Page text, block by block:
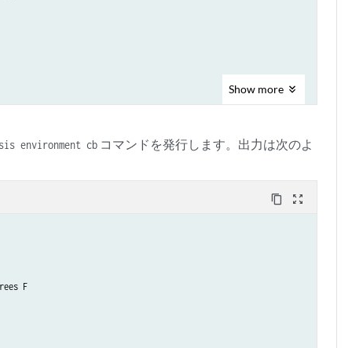
PDT
0.01
F
F
Show more
environment cb コマンドを発行します。出力は次のよ
content_copy zoom_out_map
F